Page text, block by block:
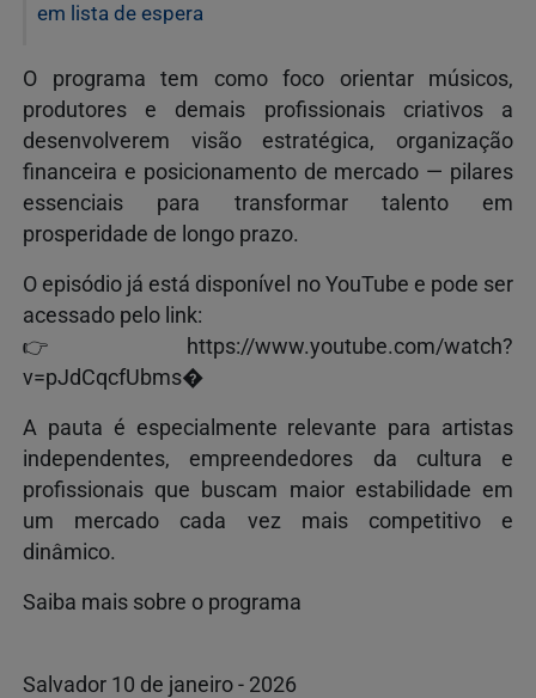
em lista de espera
O programa tem como foco orientar músicos,
produtores e demais profissionais criativos a
desenvolverem visão estratégica, organização
financeira e posicionamento de mercado — pilares
essenciais para transformar talento em
prosperidade de longo prazo.
O episódio já está disponível no YouTube e pode ser
acessado pelo link:
👉 https://www.youtube.com/watch?
v=pJdCqcfUbms⁠�
A pauta é especialmente relevante para artistas
independentes, empreendedores da cultura e
profissionais que buscam maior estabilidade em
um mercado cada vez mais competitivo e
dinâmico.
Saiba mais sobre o programa
Salvador 10 de janeiro - 2026